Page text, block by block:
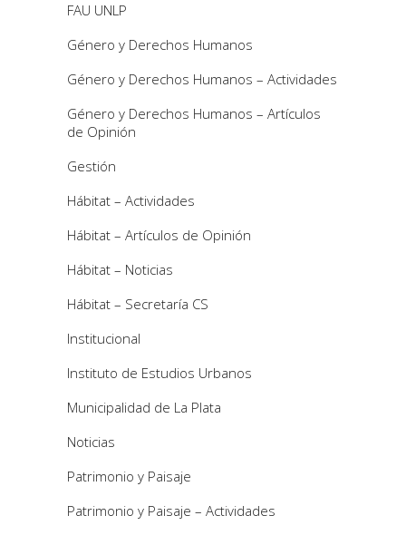
FAU UNLP
Género y Derechos Humanos
Género y Derechos Humanos – Actividades
Género y Derechos Humanos – Artículos
de Opinión
Gestión
Hábitat – Actividades
Hábitat – Artículos de Opinión
Hábitat – Noticias
Hábitat – Secretaría CS
Institucional
Instituto de Estudios Urbanos
Municipalidad de La Plata
Noticias
Patrimonio y Paisaje
Patrimonio y Paisaje – Actividades